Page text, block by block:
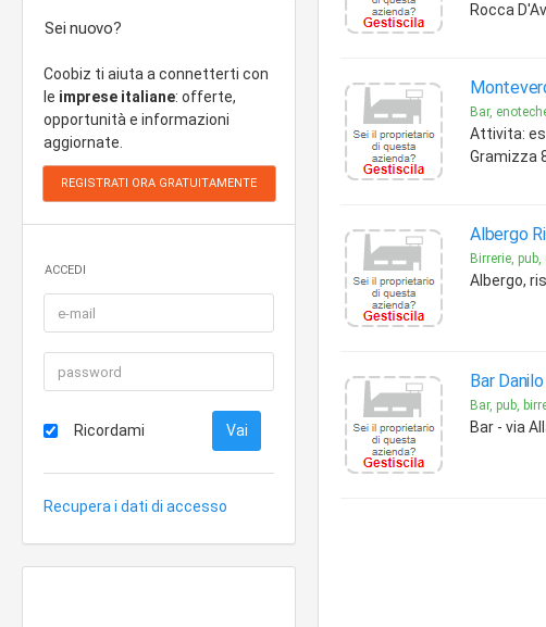
Sei nuovo?
Coobiz ti aiuta a connetterti con
le imprese italiane: offerte,
opportunità e informazioni
aggiornate.
ACCEDI
Ricordami
Recupera i dati di accesso
Rocca
Bar,
Attivita:
Gramizza
Albergo
Birrerie,
Albergo,
Bar
Bar, pub,
Bar - via